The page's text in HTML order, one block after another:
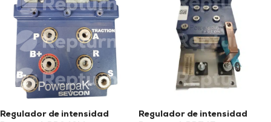
Regulador de intensidad
Regulador de intensidad